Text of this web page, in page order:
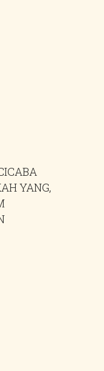
YANG,